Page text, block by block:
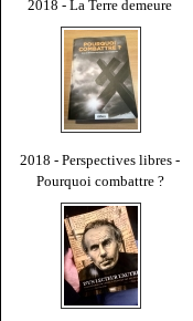
2018 - La Terre demeure
2018 - Perspectives libres -
Pourquoi combattre ?